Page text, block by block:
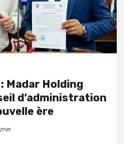
Madar Holding
d’administration
ère